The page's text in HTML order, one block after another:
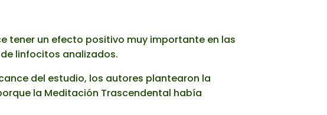
tener un efecto positivo muy importante en las
linfocitos analizados.
del estudio, los autores plantearon la
la Meditación Trascendental había